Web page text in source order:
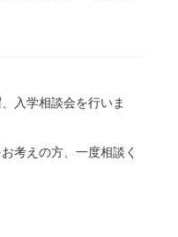
入学相談会を行いま
考えの方、一度相談く